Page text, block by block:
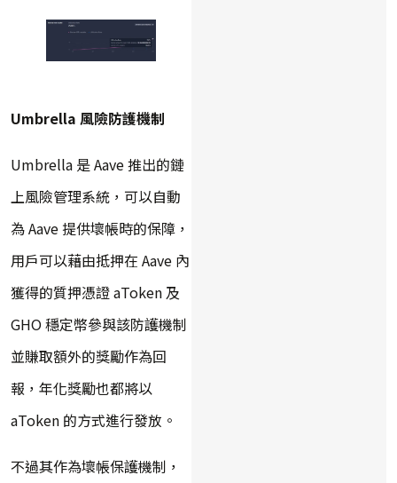
Umbrella 風險防護機制
Umbrella 是 Aave 推出的鏈
上風險管理系統，可以自動
為 Aave 提供壞帳時的保障，
用戶可以藉由抵押在 Aave 內
獲得的質押憑證 aToken 及
GHO 穩定幣參與該防護機制
並賺取額外的獎勵作為回
報，年化獎勵也都將以
aToken 的方式進行發放。
不過其作為壞帳保護機制，